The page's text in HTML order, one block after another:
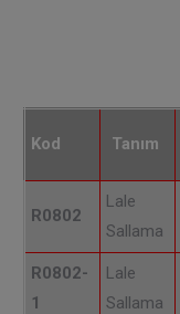
Kod Tanım
R0802
Lale
Sallama
R0802-
1
Lale
Sallama